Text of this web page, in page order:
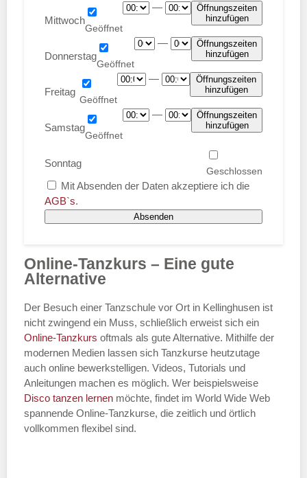
Mittwoch
—
Öffnungszeiten
hinzufügen
Donnerstag
—
Öffnungszeiten
hinzufügen
Freitag
—
Öffnungszeiten
hinzufügen
Samstag
—
Öffnungszeiten
hinzufügen
Sonntag
Mit Absenden der Daten akzeptiere ich die
AGB`s.
Absenden
Online-Tanzkurs – Eine gute
Alternative
Der Besuch einer Tanzschule vor Ort in Kellinghusen ist
nicht zwingend ein Muss, schließlich erweist sich ein
Online-Tanzkurs oftmals als gute Alternative. Mithilfe der
modernen Medien lassen sich Tanzkurse heutzutage
auch online bewerkstelligen. Videos, Tutorials und
Anleitungen machen es möglich. Wer beispielsweise
Disco tanzen lernen möchte, findet im World Wide Web
spannende Online-Tanzkurse, die zeitlich und örtlich
vollkommen flexibel sind.